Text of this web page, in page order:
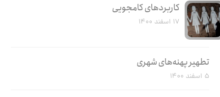
کاربرد‌های کامجویی
۱۷ اسفند ۱۴۰۰
تطهیر پهنه‌های شهری
۵ اسفند ۱۴۰۰